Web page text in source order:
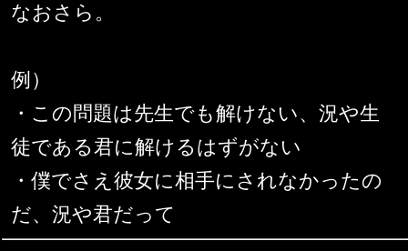
なおさら。
例）
・この問題は先生でも解けない、況や生
徒である君に解けるはずがない
・僕でさえ彼女に相手にされなかったの
だ、況や君だって